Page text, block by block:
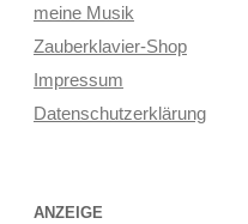
meine Musik
Zauberklavier-Shop
Impressum
Datenschutzerklärung
ANZEIGE